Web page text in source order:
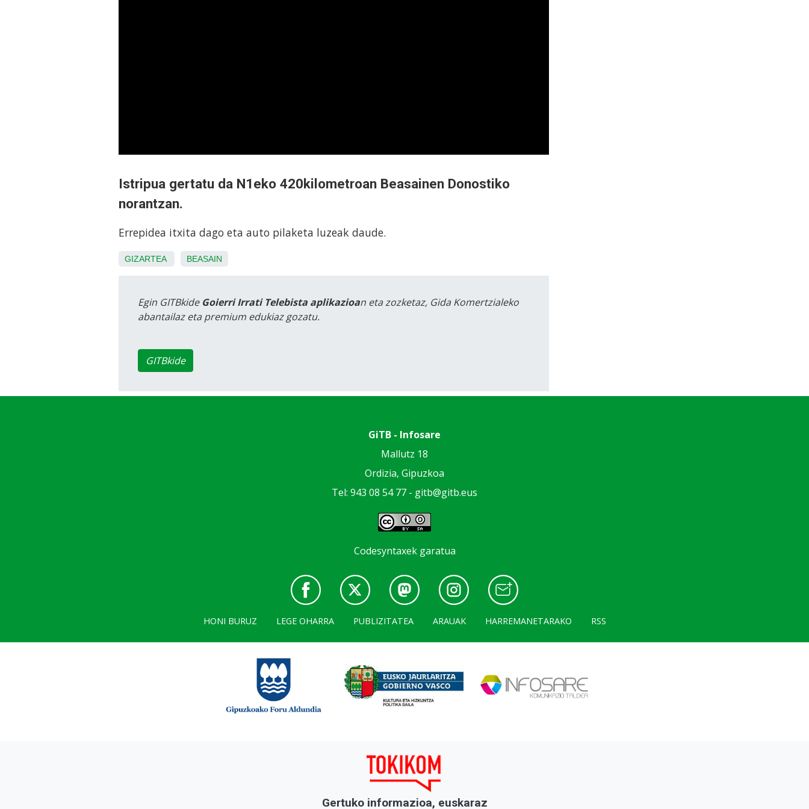
Istripua gertatu da N1eko 420kilometroan Beasainen Donostiko
norantzan.
Errepidea itxita dago eta auto pilaketa luzeak daude.
GIZARTEA BEASAIN
Egin GITBkide Goierri Irrati Telebista aplikazioan eta zozketaz, Gida Komertzialeko
abantailaz eta premium edukiaz gozatu.
GITBkide
GiTB - Infosare
Mallutz 18
Ordizia, Gipuzkoa
Tel: 943 08 54 77 - gitb@gitb.eus
Codesyntaxek garatua
HONI BURUZ LEGE OHARRA PUBLIZITATEA ARAUAK HARREMANETARAKO RSS
Gertuko informazioa, euskaraz